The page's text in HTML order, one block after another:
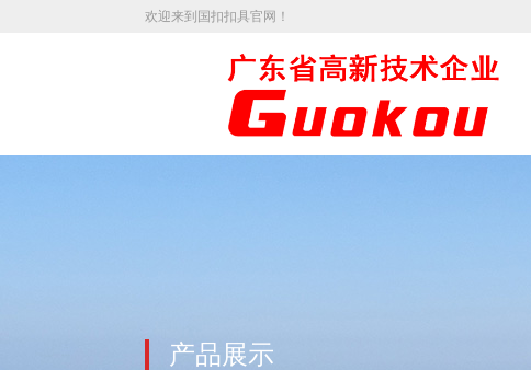
欢迎来到国扣扣具官网！
产品展示